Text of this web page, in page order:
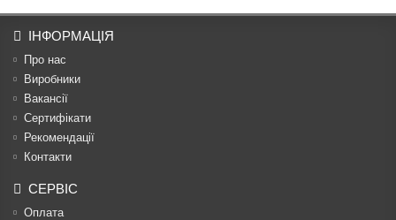
ІНФОРМАЦІЯ
Про нас
Виробники
Вакансії
Сертифікати
Рекомендації
Контакти
СЕРВІС
Оплата